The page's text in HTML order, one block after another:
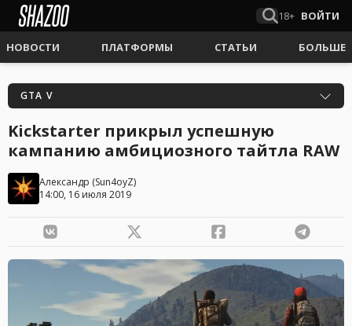
18+ ВОЙТИ
НОВОСТИ ПЛАТФОРМЫ СТАТЬИ БОЛЬШЕ
GTA V
Kickstarter прикрыл успешную
кампанию амбициозного тайтла RAW
Александр (Sun4oyZ)
14:00, 16 июля 2019